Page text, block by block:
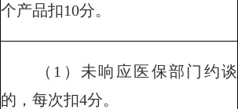
个产品扣10分。
（1）未响应医保部门约谈
的，每次扣4分。